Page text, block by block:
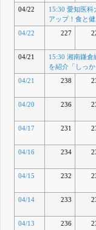
04/22
15:30 愛知医
アップ！食と
04/22
227
04/21
15:30 湘南鎌
を紹介「しっ
04/21
238
04/20
236
04/17
231
04/16
234
04/15
232
04/14
233
04/13
236